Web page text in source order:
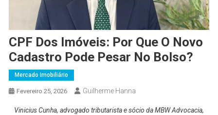
CPF Dos Imóveis: Por Que O Novo
Cadastro Pode Pesar No Bolso?
Mercado Imobiliário
Fevereiro 25, 2026 Guilherme Hanna
Vinicius Cunha, advogado tributarista e sócio da MBW Advocacia,